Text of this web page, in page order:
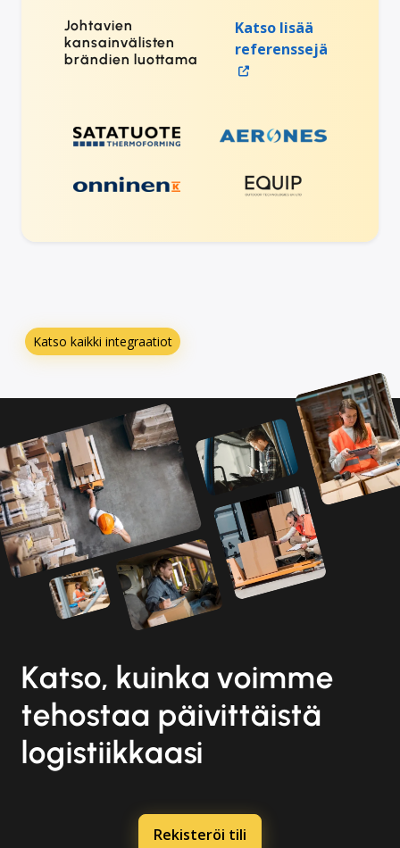
Johtavien
kansainvälisten
brändien luottama
Katso lisää
referenssejä
Katso kaikki integraatiot
Katso, kuinka voimme
tehostaa päivittäistä
logistiikkaasi
Rekisteröi tili